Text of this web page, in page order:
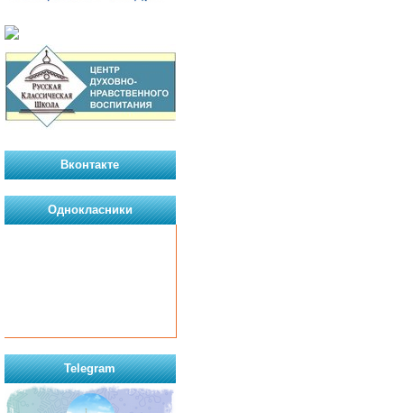
Вконтакте
Однокласники
Telegram